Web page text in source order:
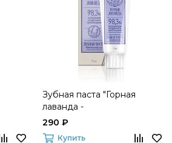
Зубная паста "Горная
лаванда -
Антибактериальная защита"
290 ₽
Купить